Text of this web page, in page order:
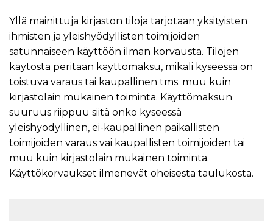
Yllä mainittuja kirjaston tiloja tarjotaan yksityisten
ihmisten ja yleishyödyllisten toimijoiden
satunnaiseen käyttöön ilman korvausta. Tilojen
käytöstä peritään käyttömaksu, mikäli kyseessä on
toistuva varaus tai kaupallinen tms. muu kuin
kirjastolain mukainen toiminta. Käyttömaksun
suuruus riippuu siitä onko kyseessä
yleishyödyllinen, ei-kaupallinen paikallisten
toimijoiden varaus vai kaupallisten toimijoiden tai
muu kuin kirjastolain mukainen toiminta.
Käyttökorvaukset ilmenevät oheisesta taulukosta.